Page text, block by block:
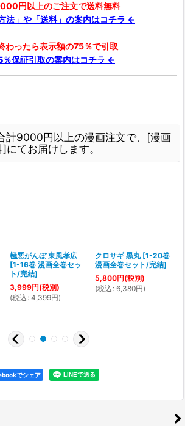
円以上のご注文で送料無料
法」や「送料」の案内はコチラ ←
わったら表示額の75％で引取
保証引取の案内はコチラ ←
計9000円以上の漫画注文で、[漫画
てお届けします。
極悪がんぼ 東風孝広
[1-16巻 漫画全巻セッ
ト/完結]
3,999円(税別)
(税込 : 4,399円)
クロサギ 黒丸 [1-20巻
漫画全巻セット/完結]
5,800円(税別)
(税込 : 6,380円)
でシェア